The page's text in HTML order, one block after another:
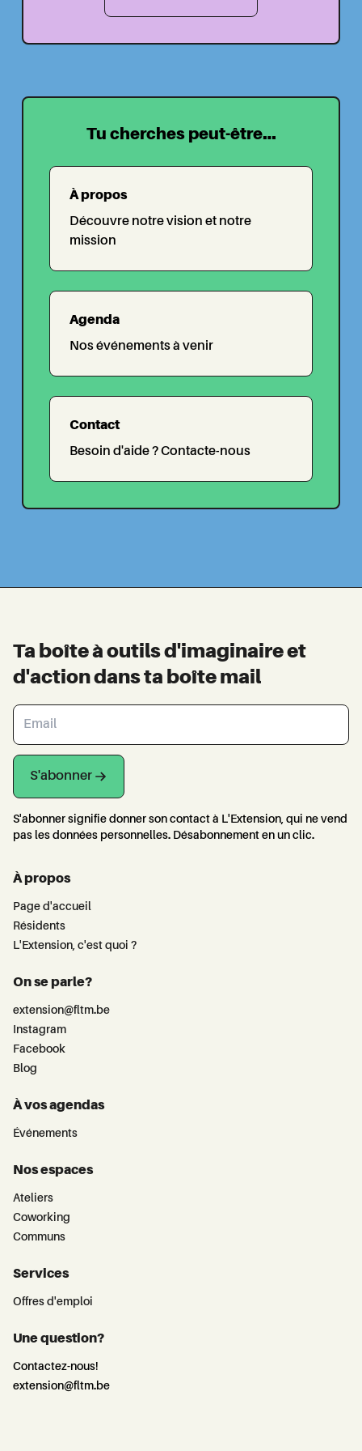
Tu cherches peut-être...
À propos
Découvre notre vision et notre
mission
Agenda
Nos événements à venir
Contact
Besoin d'aide ? Contacte-nous
Ta boîte à outils d'imaginaire et
d'action dans ta boîte mail
S'abonner
S'abonner signifie donner son contact à L'Extension, qui ne vend
pas les données personnelles. Désabonnement en un clic.
À propos
Page d'accueil
Résidents
L'Extension, c'est quoi ?
On se parle?
extension@fltm.be
Instagram
Facebook
Blog
À vos agendas
Événements
Nos espaces
Ateliers
Coworking
Communs
Services
Offres d'emploi
Une question?
Contactez-nous!
extension@fltm.be